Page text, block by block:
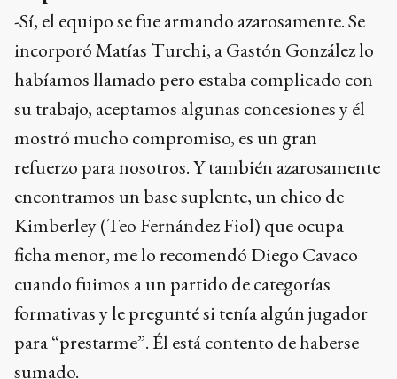
un plantel con un considerable recambio.
-Sí, el equipo se fue armando azarosamente. Se
incorporó Matías Turchi, a Gastón González lo
habíamos llamado pero estaba complicado con
su trabajo, aceptamos algunas concesiones y él
mostró mucho compromiso, es un gran
refuerzo para nosotros. Y también azarosamente
encontramos un base suplente, un chico de
Kimberley (Teo Fernández Fiol) que ocupa
ficha menor, me lo recomendó Diego Cavaco
cuando fuimos a un partido de categorías
formativas y le pregunté si tenía algún jugador
para “prestarme”. Él está contento de haberse